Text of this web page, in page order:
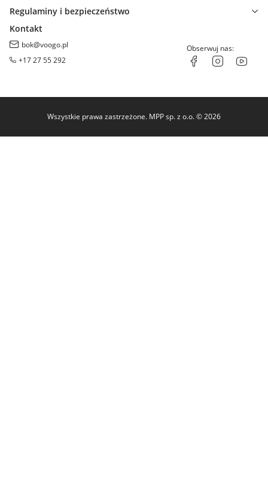
Regulaminy i bezpieczeństwo
Kontakt
bok@voogo.pl
+17 27 55 292
Obserwuj nas:
Wszystkie prawa zastrzeżone. MPP sp. z o.o. © 2026